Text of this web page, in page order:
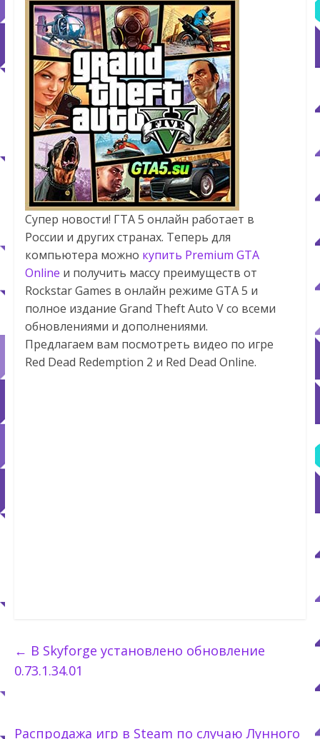
Супер новости! ГТА 5 онлайн работает в
России и других странах. Теперь для
компьютера можно купить Premium GTA
Online и получить массу преимуществ от
Rockstar Games в онлайн режиме GTA 5 и
полное издание Grand Theft Auto V со всеми
обновлениями и дополнениями.
Предлагаем вам посмотреть видео по игре
Red Dead Redemption 2 и Red Dead Online.
← В Skyforge установлено обновление
0.73.1.34.01
Распродажа игр в Steam по случаю Лунного